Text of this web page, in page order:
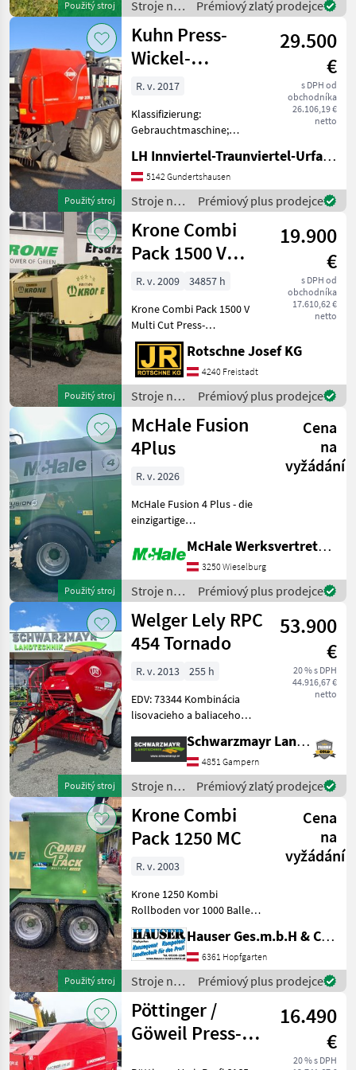
Použitý stroj
m do 1, 55 m, dvojr
Stroje na
zber
objemových
krmív /
Krone
Prémiový zlatý prodejce
Použitý stroj
Kuhn Press-
Wickel-
Kombination
FBP2135
29.500
€
s DPH od
obchodníka
26.106,19 €
netto
R. v. 2017
Klassifizierung:
Gebrauchtmaschine;
Maschinenmerkmale: - 14
Messer -Bereifung: 500/45-
22, 5 -DLA Stroje na zber
objemových krmív
Zvinovací lis
LH Innviertel-Traunviertel-Urfahr eGen, Gundertshausen
5142 Gundertshausen
Stroje na
zber
objemových
krmív /
Kuhn
Prémiový plus prodejce
Použitý stroj
Krone Combi
Pack 1500 V
Multi Cut
19.900
€
s DPH od
obchodníka
17.610,62 €
netto
R. v. 2009
34857 h
Krone Combi Pack 1500 V
Multi Cut Press-
Wickelkombination mit
variabler Rundballenpresse
und Doppelwickler
17Messer-Schneidaggregat
Netzwickeleinrichtung
Zentral
Rotschne Josef KG
4240 Freistadt
Stroje na
zber
objemových
krmív /
Krone
Prémiový plus prodejce
Použitý stroj
McHale Fusion
4Plus
Cena
na
vyžádání
R. v. 2026
McHale Fusion 4 Plus - die
einzigartige
KURZ - WENDIG - SCHNELL-
FOLIENBINDUNG -
LANGLEBIG - ..... alles in
einer Maschine. ProfiFlo 25
Mes
McHale Werksvertretung - Harald Dachsberger
3250 Wieselburg
Stroje na
zber
objemových
krmív /
McHale
Prémiový plus prodejce
Použitý stroj
Welger Lely RPC
454 Tornado
53.900
€
20 % s DPH
44.916,67 €
netto
R. v. 2013
255 h
EDV: 73344 Kombinácia
lisovacieho a baliaceho
komorou na balíky od 130
do 155 cm a 4 popruhmi - s
komfortným terminálom
(Pro-Link) - s kĺbov
Schwarzmayr Landtechnik GmbH - Gampern
4851 Gampern
Stroje na
zber
objemových
krmív /
Welger
Prémiový zlatý prodejce
Použitý stroj
Krone Combi
Pack 1250 MC
Cena
na
vyžádání
R. v. 2003
Krone 1250 Kombi
Rollboden vor 1000 Ballen
neu Druckluft Bremse
Tandemachse Doppel Arm
Wickler 17 Messer
Schneidwerk Guter Zustand
Ersteinsatz nach Absprac
Hauser Ges.m.b.H & Co.KG
6361 Hopfgarten
Stroje na
zber
objemových
krmív /
Krone
Prémiový plus prodejce
Pöttinger /
Göweil Press-
16.490
€
20 % s DPH